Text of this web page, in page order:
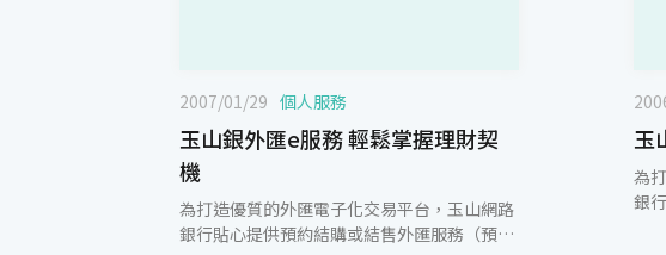
2007/01/29 個人服務
玉山銀外匯e服務 輕鬆掌握理財契
機
為打造優質的外匯電子化交易平台，玉山網路
銀行貼心提供預約結購或結售外匯服務（預約
玉
為
銀